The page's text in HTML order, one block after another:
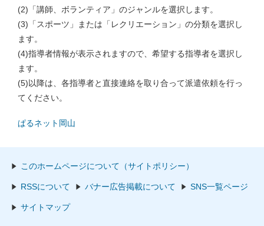
(2)「講師、ボランティア」のジャンルを選択します。
(3)「スポーツ」または「レクリエーション」の分類を選択し
ます。
(4)指導者情報が表示されますので、希望する指導者を選択し
ます。
(5)以降は、各指導者と直接連絡を取り合って派遣依頼を行っ
てください。
ぱるネット岡山
このホームページについて（サイトポリシー）
RSSについて バナー広告掲載について SNS一覧ページ
サイトマップ